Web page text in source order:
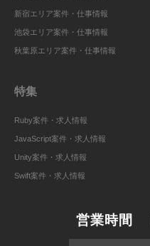
新宿エリア案件・仕事情報
池袋エリア案件・仕事情報
秋葉原エリア案件・仕事情報
特集
Ruby案件・求人情報
JavaScript案件・求人情報
Unity案件・求人情報
Swift案件・求人情報
営業時間